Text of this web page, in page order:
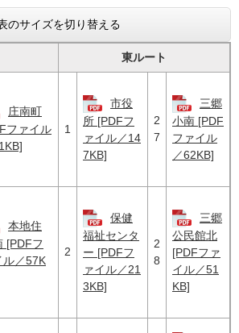
のサイズを切り替える
東ルート
庄南町
ファイル
1
市役
所 [PDFフ
ァイル／14
7KB]
2
7
三郷
小南 [PDF
ファイル
／62KB]
本地住
[PDFフ
ル／57K
2
保健
福祉センタ
ー [PDFフ
ァイル／21
3KB]
2
8
三郷
公民館北
[PDFファ
イル／51
KB]